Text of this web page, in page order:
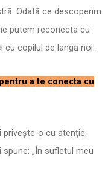
Odată ce descoperim
putem reconecta cu
copilul de langă noi.
a te conecta cu
o cu atenție.
„În sufletul meu